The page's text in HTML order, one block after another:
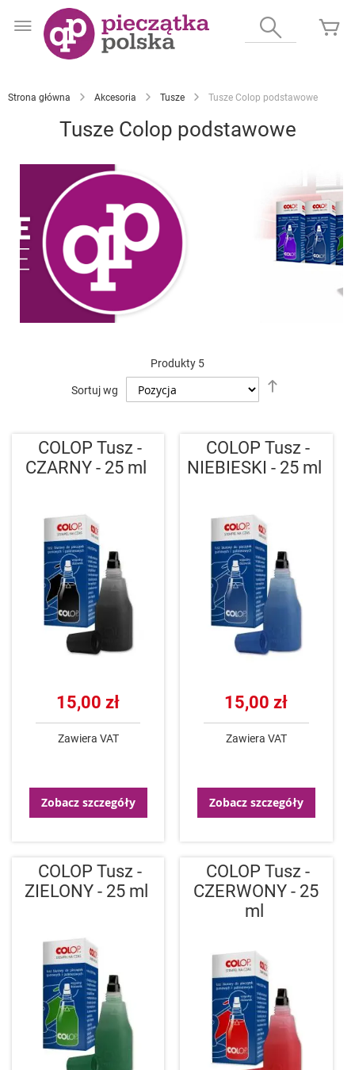
do
Wyszukaj
Strona główna Akcesoria Tusze Tusze Colop podstawowe
Tusze Colop podstawowe
Produkty 5
Sortuj wg
COLOP Tusz -
CZARNY - 25 ml
15,00 zł
Zawiera VAT
Zobacz szczegóły
COLOP Tusz -
NIEBIESKI - 25 ml
15,00 zł
Zawiera VAT
Zobacz szczegóły
COLOP Tusz -
ZIELONY - 25 ml
COLOP Tusz -
CZERWONY - 25
ml